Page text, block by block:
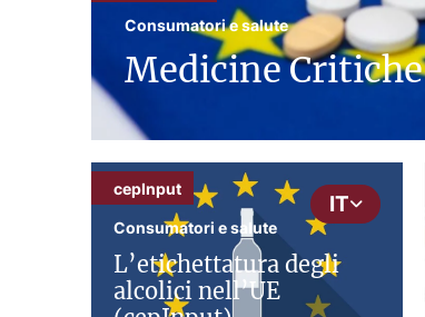
Consumatori e salute
Medicine Critiche
IT
cepInput
Consumatori e salute
L’etichettatura degli
alcolici nell’UE